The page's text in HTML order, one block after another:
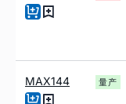
MAX144 量产